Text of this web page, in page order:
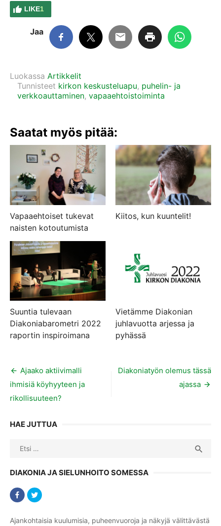
LIKE1
Jaa
Luokassa Artikkelit
Tunnisteet kirkon keskusteluapu, puhelin- ja
verkkoauttaminen, vapaaehtoistoiminta
Saatat myös pitää:
Vapaaehtoiset tukevat
naisten kotoutumista
Kiitos, kun kuuntelit!
Suuntia tulevaan
Diakoniabarometri 2022
raportin inspiroimana
Vietämme Diakonian
juhlavuotta arjessa ja
pyhässä
Artikkelien
selaus
Ajaako aktiivimalli
ihmisiä köyhyyteen ja
rikollisuuteen?
Diakoniatyön olemus tässä
ajassa
HAE JUTTUA
Search

DIAKONIA JA SIELUNHOITO SOMESSA
Ajankohtaisia kuulumisia, puheenvuoroja ja näkyjä välittävästä